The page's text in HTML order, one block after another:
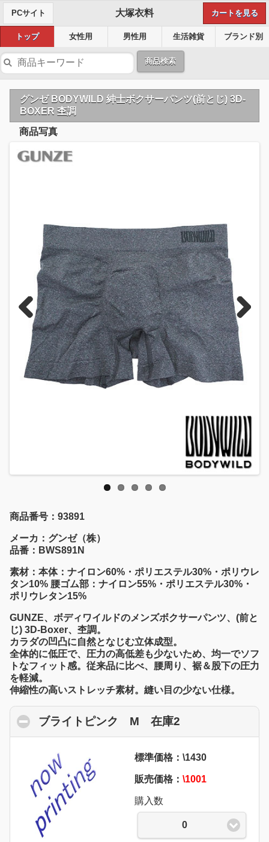
PCサイト 大塚衣料 カートを見る
トップ 女性用 男性用 生活雑貨 ブランド別
商品検索
グンゼ BODYWILD 紳士ボクサーパンツ(前とじ) 3D-
BOXER 杢調
商品写真
Previous Next
商品番号：93891
メーカ：グンゼ（株）
品番：BWS891N
素材：本体：ナイロン60%・ポリエステル30%・ポリウレ
タン10% 腰ゴム部：ナイロン55%・ポリエステル30%・
ポリウレタン15%
GUNZE、ボディワイルドのメンズボクサーパンツ、(前と
じ) 3D-Boxer、杢調。
カラダの凹凸に自然となじむ立体成型。
全体的に低圧で、圧力の高低差も少ないため、均一でソフ
トなフィット感。従来品に比べ、腰周り、裾＆股下の圧力
を軽減。
伸縮性の高いストレッチ素材。縫い目の少ない仕様。
ブライトピンク M 在庫2
標準価格：\1430
販売価格： \1001
購入数
0